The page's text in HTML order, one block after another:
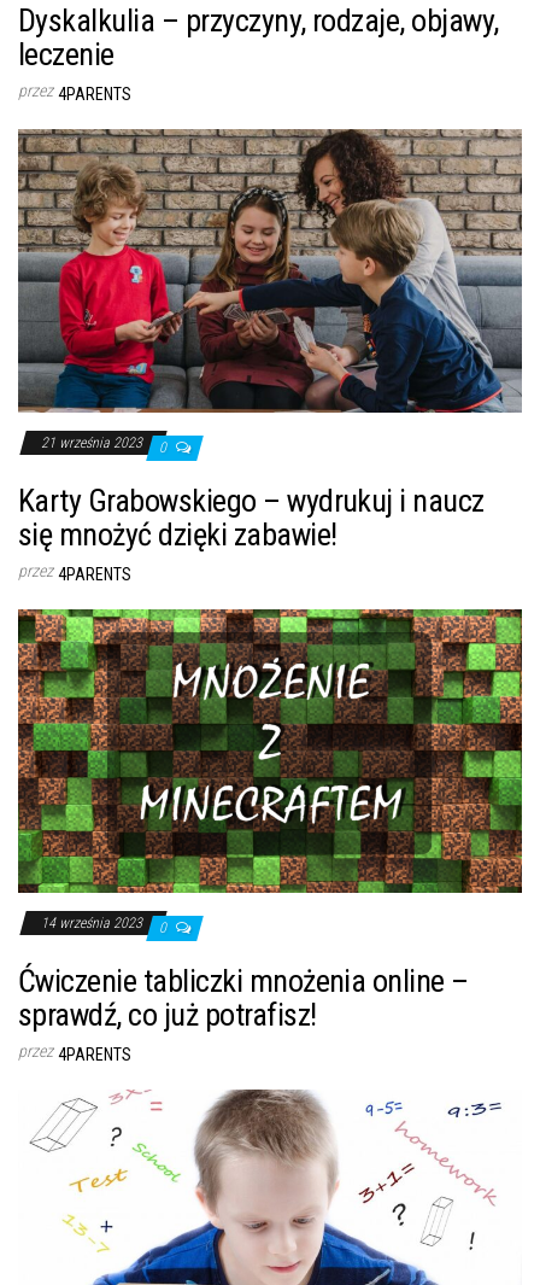
Dyskalkulia – przyczyny, rodzaje, objawy,
leczenie
przez 4PARENTS
21 września 2023 0
Karty Grabowskiego – wydrukuj i naucz
się mnożyć dzięki zabawie!
przez 4PARENTS
14 września 2023 0
Ćwiczenie tabliczki mnożenia online –
sprawdź, co już potrafisz!
przez 4PARENTS